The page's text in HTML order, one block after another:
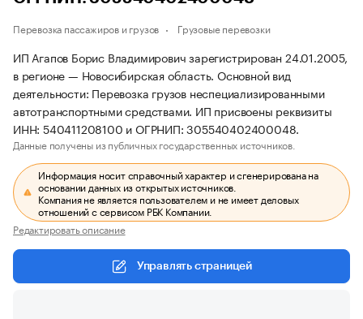
Перевозка пассажиров и грузов Грузовые перевозки
ИП Агапов Борис Владимирович зарегистрирован 24.01.2005,
в регионе — Новосибирская область. Основной вид
деятельности: Перевозка грузов неспециализированными
автотранспортными средствами. ИП присвоены реквизиты
ИНН: 540411208100 и ОГРНИП: 305540402400048.
Данные получены из публичных государственных источников.
Информация носит справочный характер и сгенерирована на
основании данных из открытых источников.
Компания не является пользователем и не имеет деловых
отношений с сервисом РБК Компании.
Редактировать описание
Управлять страницей